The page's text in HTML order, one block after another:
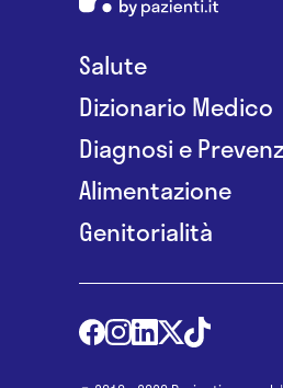
Salute
Dizionario Medico
Diagnosi e
Alimentazione
Genitorialità